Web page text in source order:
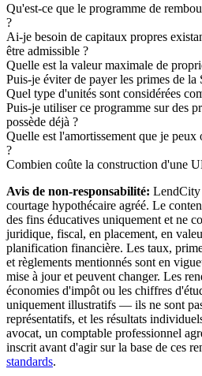
Qu'est-ce que le programme de
?
Ai-je besoin de capitaux propres
être admissible ?
Quelle est la valeur maximale de
Puis-je éviter de payer les primes de la
Quel type d'unités sont considérées
Puis-je utiliser ce programme sur des
possède déjà ?
Quelle est l'amortissement que je
?
Combien coûte la construction d'une
Avis de non-responsabilité: LendCity
courtage hypothécaire agréé. Le
des fins éducatives uniquement et ne
juridique, fiscal, en placement, en
planification financière. Les taux,
et règlements mentionnés sont en
mise à jour et peuvent changer. Les
économies d'impôt ou les chiffres
uniquement illustratifs — ils ne sont
représentatifs, et les résultats
avocat, un comptable professionnel
inscrit avant d'agir sur la base de ces
standards.